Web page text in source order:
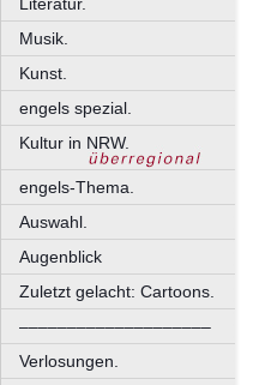
Musik.
Kunst.
engels spezial.
Kultur in NRW.
engels-Thema.
Auswahl.
Augenblick
Zuletzt gelacht: Cartoons.
––––––––––––––––––––
Verlosungen.